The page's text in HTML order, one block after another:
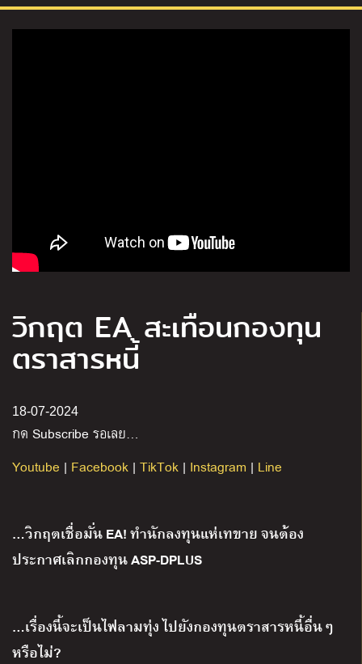
วิกฤต EA สะเทือนกองทุน
ตราสารหนี้
18-07-2024
กด Subscribe รอเลย…
Youtube | Facebook | TikTok | Instagram | Line
…วิกฤตเชื่อมั่น EA! ทำนักลงทุนแห่เทขาย จนต้อง
ประกาศเลิกกองทุน ASP-DPLUS
…เรื่องนี้จะเป็นไฟลามทุ่ง ไปยังกองทุนตราสารหนี้อื่นๆ
หรือไม่?